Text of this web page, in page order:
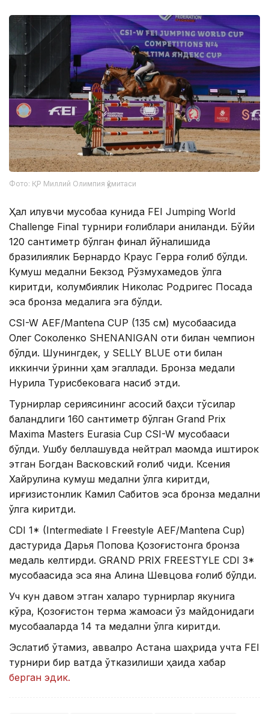
Фото: ҚР Миллий Олимпия қўмитаси
Ҳал қилувчи мусобақа кунида FEI Jumping World
Challenge Final турнири ғолиблари аниқланди. Бўйи
120 сантиметр бўлган финал йўналишида
бразилиялик Бернардо Краус Герра ғолиб бўлди.
Кумуш медални Бекзод Рўзмухамедов қўлга
киритди, колумбиялик Николас Родригес Посада
эса бронза медалига эга бўлди.
CSI-W AEF/Mantena CUP (135 см) мусобақасида
Олег Соколенко SHENANIGAN оти билан чемпион
бўлди. Шунингдек, у SELLY BLUE оти билан
иккинчи ўринни ҳам эгаллади. Бронза медали
Нурила Турисбековага насиб этди.
Турнирлар сериясининг асосий баҳси тўсиқлар
баландлиги 160 сантиметр бўлган Grand Prix
Maxima Masters Eurasia Cup CSI-W мусобақаси
бўлди. Ушбу беллашувда нейтрал мақомда иштирок
этган Богдан Васковский ғолиб чиқди. Ксения
Хайрулина кумуш медални қўлга киритди,
қирғизистонлик Камил Сабитов эса бронза медални
қўлга киритди.
CDI 1* (Intermediate I Freestyle AEF/Mantena Cup)
дастурида Дарья Попова Қозоғистонга бронза
медаль келтирди. GRAND PRIX FREESTYLE CDI 3*
мусобақасида эса яна Алина Шевцова ғолиб бўлди.
Уч кун давом этган халқаро турнирлар якунига
кўра, Қозоғистон терма жамоаси ўз майдонидаги
мусобақаларда 14 та медални қўлга киритди.
Эслатиб ўтамиз, аввалроқ Астана шаҳрида учта FEI
турнири бир вақтда ўтказилиши ҳақида хабар
берган эдик.